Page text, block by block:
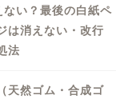
ない？最後の白紙ペ
は消えない・改行
法
天然ゴム・合成ゴ